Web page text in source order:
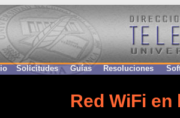
Solicitudes Guías Resoluciones
Red WiFi en